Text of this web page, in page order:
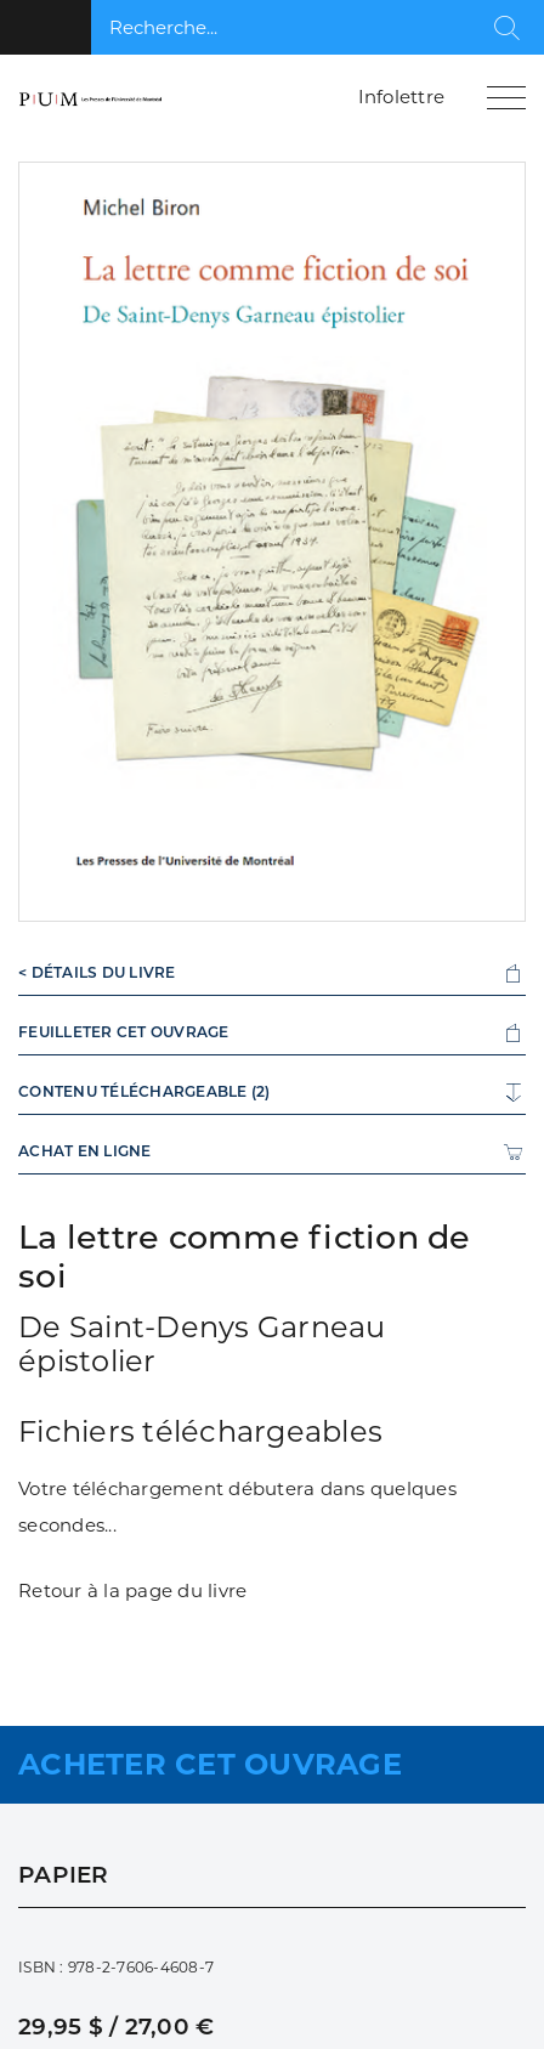
Recherche...
Infolettre
La lettre comme fiction de
soi
De Saint-Denys Garneau
épistolier
Fichiers téléchargeables
Votre téléchargement débutera dans quelques
secondes...
Retour à la page du livre
< DÉTAILS DU LIVRE
FEUILLETER CET OUVRAGE
CONTENU TÉLÉCHARGEABLE (2)
ACHAT EN LIGNE
ACHETER CET OUVRAGE
PAPIER
ISBN : 978-2-7606-4608-7
29,95 $ / 27,00 €